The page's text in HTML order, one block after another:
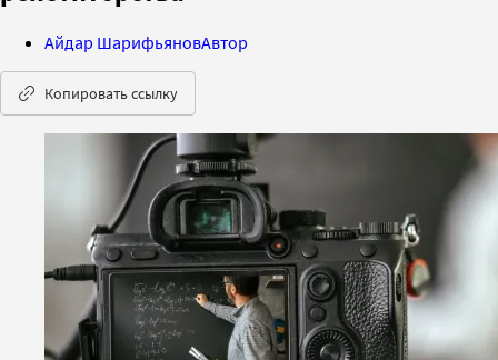
Айдар ШарифьяновАвтор
Копировать ссылку